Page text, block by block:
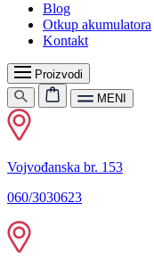
Blog
Otkup akumulatora
Kontakt
Proizvodi
MENI
Vojvođanska br. 153
060/3030623